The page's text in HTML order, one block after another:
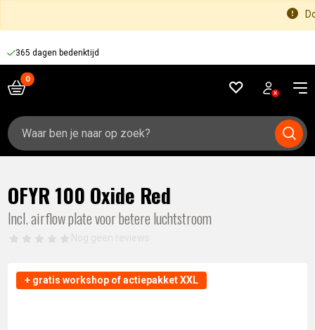
365 dagen bedenktijd
Zoeken
naar:
OFYR 100 Oxide Red
Incl. airflow plate voor betere luchtstroom
+ gratis workshop of actiepakket XXL